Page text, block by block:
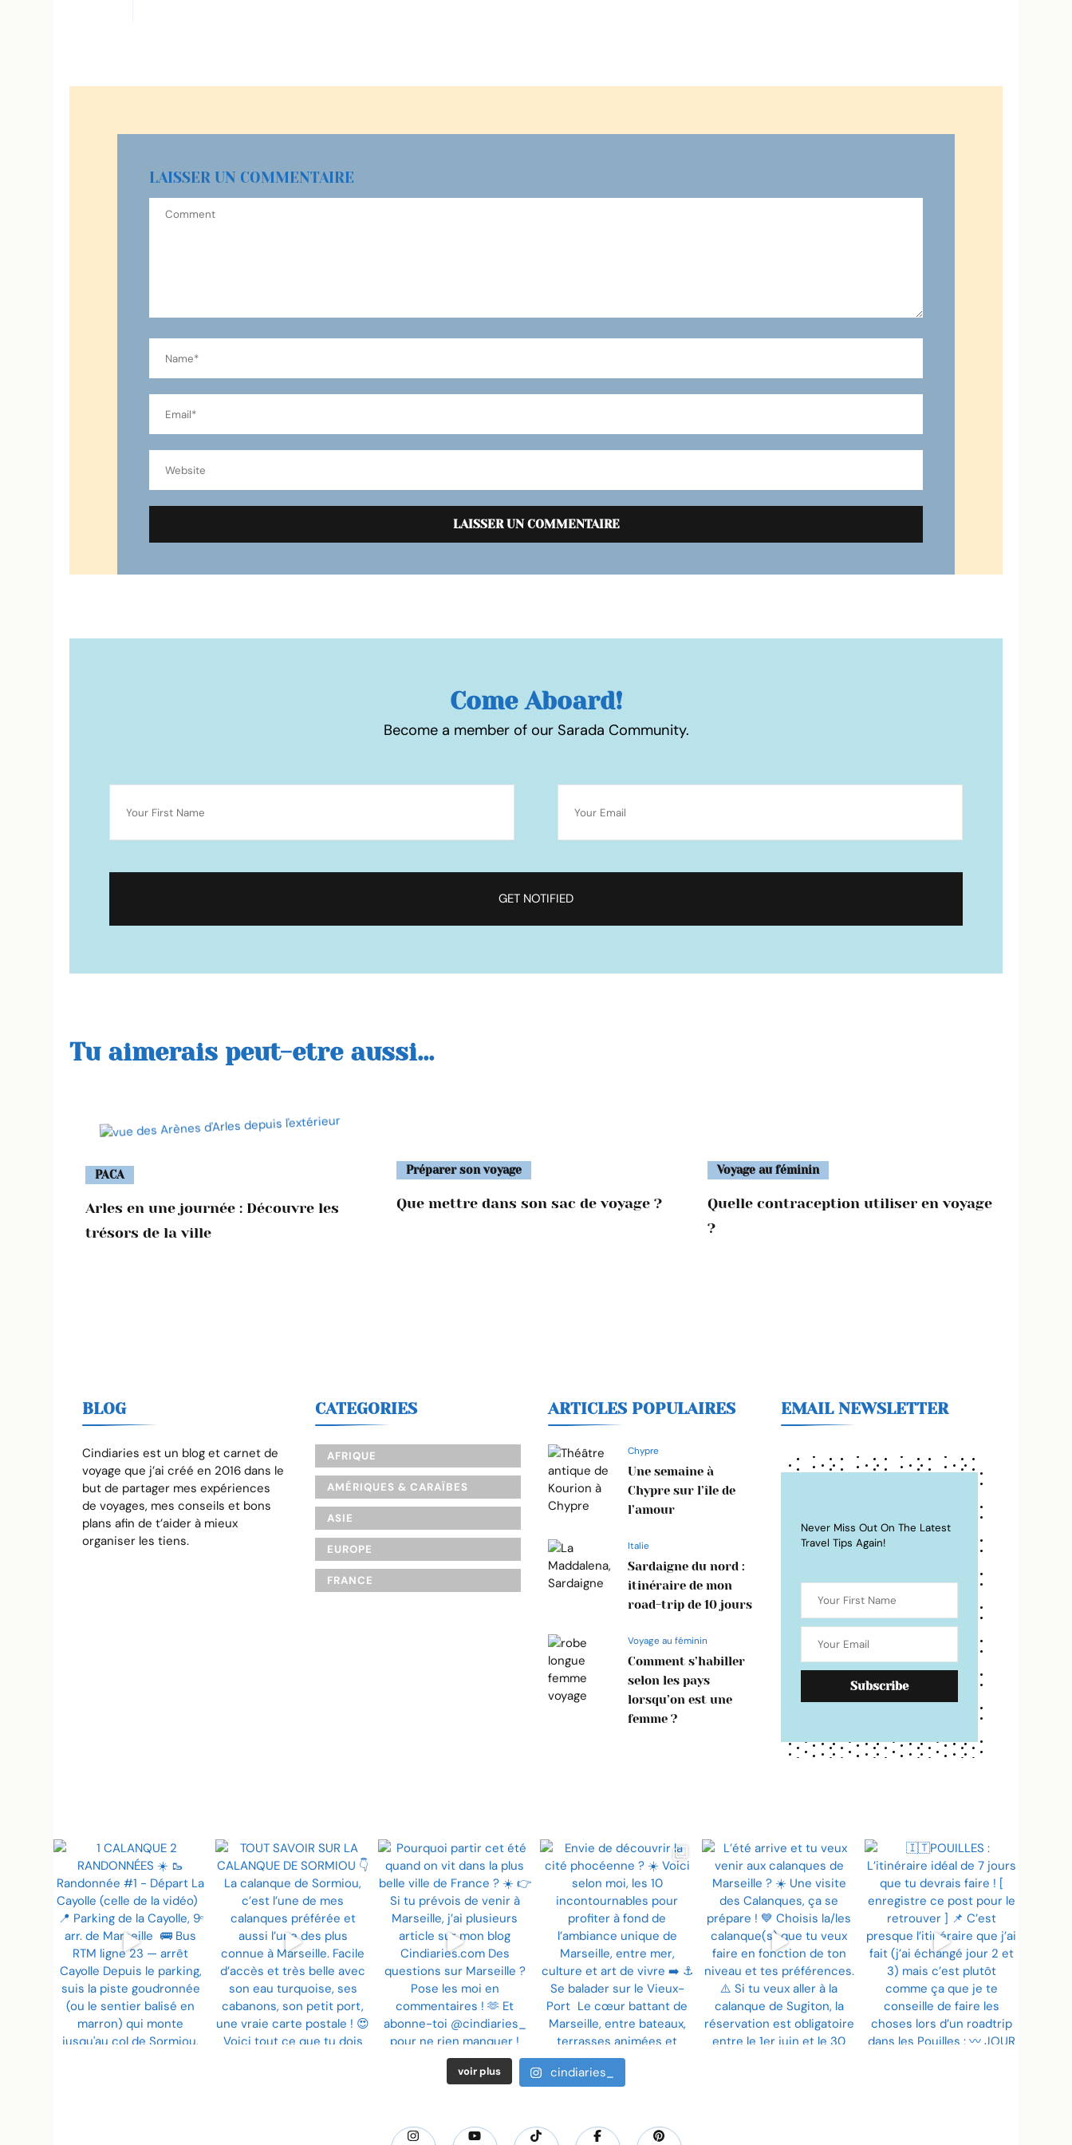
LAISSER UN COMMENTAIRE
Come Aboard!
Become a member of our Sarada Community.
Tu aimerais peut-etre aussi...
PACA
Arles en une journée : Découvre les
trésors de la ville
Préparer son voyage
Que mettre dans son sac de voyage ?
Voyage au féminin
Quelle contraception utiliser en voyage
?
BLOG
Cindiaries est un blog et carnet de
voyage que j’ai créé en 2016 dans le
but de partager mes expériences
de voyages, mes conseils et bons
plans afin de t’aider à mieux
organiser les tiens.
CATEGORIES
AFRIQUE
AMÉRIQUES & CARAÏBES
ASIE
EUROPE
FRANCE
ARTICLES POPULAIRES
Chypre
Une semaine à
Chypre sur l’île de
l’amour
Italie
Sardaigne du nord :
itinéraire de mon
road-trip de 10 jours
Voyage au féminin
Comment s’habiller
selon les pays
lorsqu’on est une
femme ?
EMAIL NEWSLETTER
Never Miss Out On The Latest
Travel Tips Again!
voir plus cindiaries_